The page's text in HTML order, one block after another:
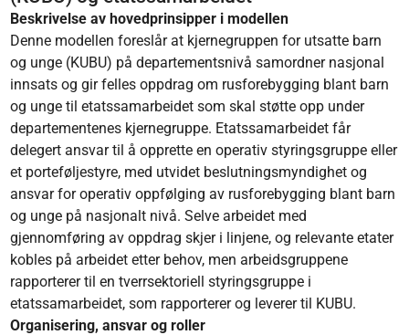
Beskrivelse av hovedprinsipper i modellen​
Denne modellen foreslår at kjernegruppen for utsatte barn
og unge (KUBU) på departementsnivå samordner nasjonal
innsats og gir felles oppdrag om rusforebygging blant barn
og unge til etatssamarbeidet som skal støtte opp under
departementenes kjernegruppe. Etatssamarbeidet får
delegert ansvar til å opprette en operativ styringsgruppe eller
et porteføljestyre, med utvidet beslutningsmyndighet og
ansvar for operativ oppfølging av rusforebygging blant barn
og unge på nasjonalt nivå. Selve arbeidet med
gjennomføring av oppdrag skjer i linjene, og relevante etater
kobles på arbeidet etter behov, men arbeidsgruppene
rapporterer til en tverrsektoriell styringsgruppe i
etatssamarbeidet, som rapporterer og leverer til KUBU.
Organisering, ansvar og roller